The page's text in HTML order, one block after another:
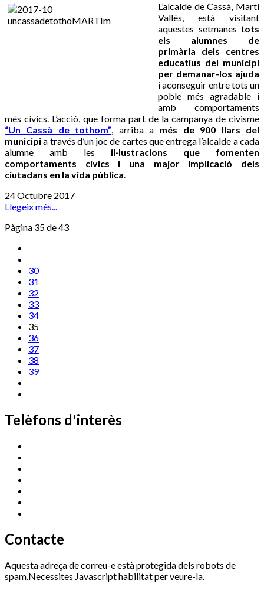
L’alcalde de Cassà, Martí
Vallès, està visitant
aquestes setmanes tots
els alumnes de
primària dels centres
educatius del municipi
per demanar-los ajuda
i aconseguir entre tots un
poble més agradable i
amb comportaments
més cívics. L’acció, que forma part de la campanya de civisme
“Un Cassà de tothom”, arriba a més de 900 llars del
municipia través d’un joc de cartes que entrega l’alcalde a cada
alumne amb les il·lustracions que fomenten
comportaments cívics i una major implicació dels
ciutadans en la vida pública.
24 Octubre 2017
Llegeix més...
Pàgina 35 de 43
30
31
32
33
34
35
36
37
38
39
Telèfons d'interès
Contacte
Aquesta adreça de correu-e està protegida dels robots de
spam.Necessites Javascript habilitat per veure-la.